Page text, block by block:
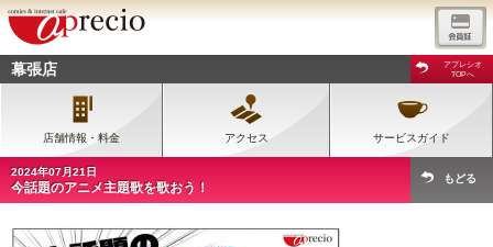
幕張店
アプレシオ
TOPへ
店舗情報・料金 アクセス サービスガイド
2024年07月21日
今話題のアニメ主題歌を歌おう！
もどる